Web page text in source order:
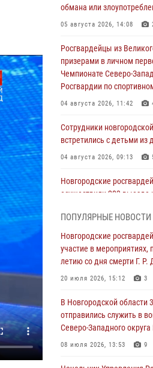
обмана или
05 августа 2026, 14:08
Росгвардейцы из
призерами в личном
Чемпионате Северо-
Росгвардии по
04 августа 2026, 11:42
Сотрудники
встретились с детьми из
04 августа 2026, 09:13
Новгородские
осуществили 203 выезда
Радиоэфир программы
радио "Радио53" от 30
Новгородские
Росгвардии.
30 июля 2026, 16:00 1
В Великом Новгороде
Росгвардии провели
ПОПУЛЯРНЫЕ НОВОСТИ
Новгородские
участие в мероприятиях,
летию со дня смерти Г. Р.
20 июля 2026, 15:12 3
В Новгородской области
отправились служить в
Северо-Западного
08 июля 2026, 13:53 9